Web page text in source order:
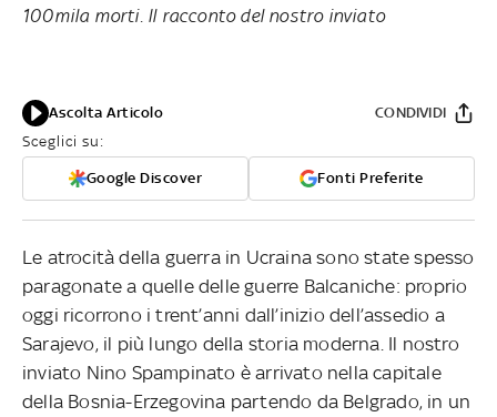
100mila morti. Il racconto del nostro inviato
Ascolta Articolo
Sceglici su:
Google Discover Fonti Preferite
CONDIVIDI
Le atrocità della guerra in Ucraina sono state spesso
paragonate a quelle delle guerre Balcaniche: proprio
oggi ricorrono i trent’anni dall’inizio dell’assedio a
Sarajevo, il più lungo della storia moderna. Il nostro
inviato Nino Spampinato è arrivato nella capitale
della Bosnia-Erzegovina partendo da Belgrado, in un